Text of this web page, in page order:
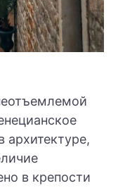
архитектуре,
в крепости